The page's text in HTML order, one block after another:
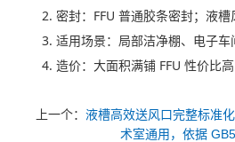
密封：FFU 普通胶条密封；液
适用场景：局部洁净棚、电子
造价：大面积满铺 FFU 性价比
上一个：液槽高效送风口完整标准
术室通用，依据